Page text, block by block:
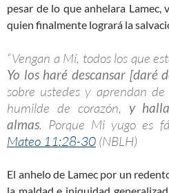
pesar de lo que anhelara Lamec,
quien finalmente logrará la
“Vengan a Mí, todos los que
Yo los haré descansar [daré
sobre ustedes y aprendan
humilde de corazón, y
almas. Porque Mi yugo es
Mateo 11:28-30 (NBLH)
El anhelo de Lamec por un